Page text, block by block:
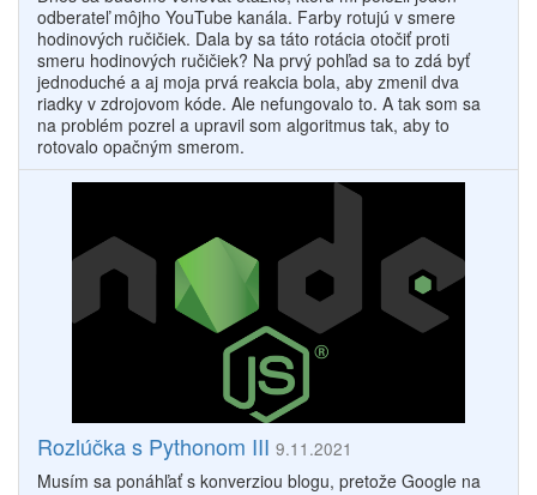
odberateľ môjho YouTube kanála. Farby rotujú v smere
hodinových ručičiek. Dala by sa táto rotácia otočiť proti
smeru hodinových ručičiek? Na prvý pohľad sa to zdá byť
jednoduché a aj moja prvá reakcia bola, aby zmenil dva
riadky v zdrojovom kóde. Ale nefungovalo to. A tak som sa
na problém pozrel a upravil som algoritmus tak, aby to
rotovalo opačným smerom.
Rozlúčka s Pythonom III 9.11.2021
Musím sa ponáhľať s konverziou blogu, pretože Google na